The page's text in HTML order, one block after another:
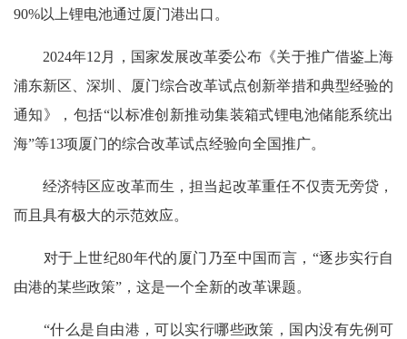
90%以上锂电池通过厦门港出口。
2024年12月，国家发展改革委公布《关于推广借鉴上海
浦东新区、深圳、厦门综合改革试点创新举措和典型经验的
通知》，包括“以标准创新推动集装箱式锂电池储能系统出
海”等13项厦门的综合改革试点经验向全国推广。
经济特区应改革而生，担当起改革重任不仅责无旁贷，
而且具有极大的示范效应。
对于上世纪80年代的厦门乃至中国而言，“逐步实行自
由港的某些政策”，这是一个全新的改革课题。
“什么是自由港，可以实行哪些政策，国内没有先例可